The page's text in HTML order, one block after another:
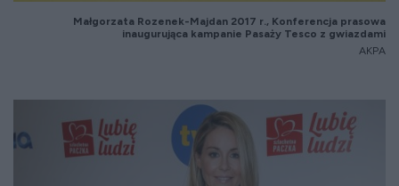
Małgorzata Rozenek-Majdan 2017 r., Konferencja prasowa
inaugurująca kampanie Pasaży Tesco z gwiazdami
AKPA